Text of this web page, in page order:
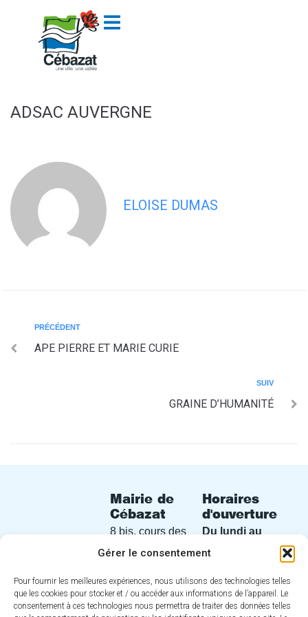
Gérer le consentement
Pour fournir les meilleures expériences, nous utilisons des technologies telles
que les cookies pour stocker et / ou accéder aux informations de l’appareil. Le
consentement à ces technologies nous permettra de traiter des données telles
ADSAC AUVERGNE
ELOISE DUMAS
PRÉCÉDENT
APE PIERRE ET MARIE CURIE
SUIV
GRAINE D’HUMANITÉ
Mairie de
Cébazat
8 bis, cours des
Perches
04 73 16 30
30
Horaires
d'ouverture
Du lundi au
vendredi
et de 13h30 à
17h00